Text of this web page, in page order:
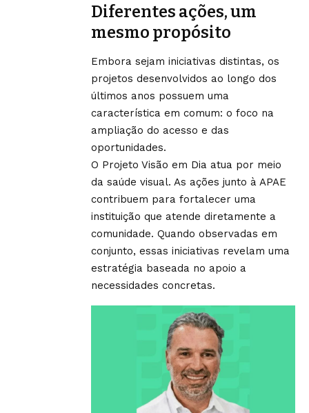
Diferentes ações, um
mesmo propósito
Embora sejam iniciativas distintas, os
projetos desenvolvidos ao longo dos
últimos anos possuem uma
característica em comum: o foco na
ampliação do acesso e das
oportunidades.
O Projeto Visão em Dia atua por meio
da saúde visual. As ações junto à APAE
contribuem para fortalecer uma
instituição que atende diretamente a
comunidade. Quando observadas em
conjunto, essas iniciativas revelam uma
estratégia baseada no apoio a
necessidades concretas.